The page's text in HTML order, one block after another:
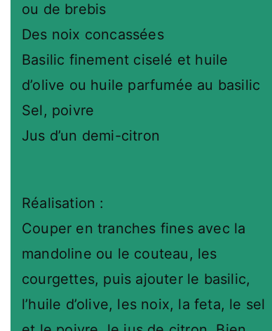
ou de brebis
Des noix concassées
Basilic finement ciselé et huile
d’olive ou huile parfumée au basilic
Sel, poivre
Jus d’un demi-citron
Réalisation :
Couper en tranches fines avec la
mandoline ou le couteau, les
courgettes, puis ajouter le basilic,
l’huile d’olive, les noix, la feta, le sel